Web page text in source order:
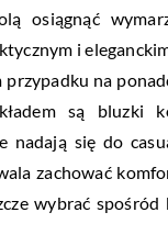
osiągnąć
i
na
są bluzki
nadają się do
zachować
wybrać